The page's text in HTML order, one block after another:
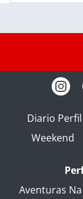
Diario Perfil
Weekend
Aventuras